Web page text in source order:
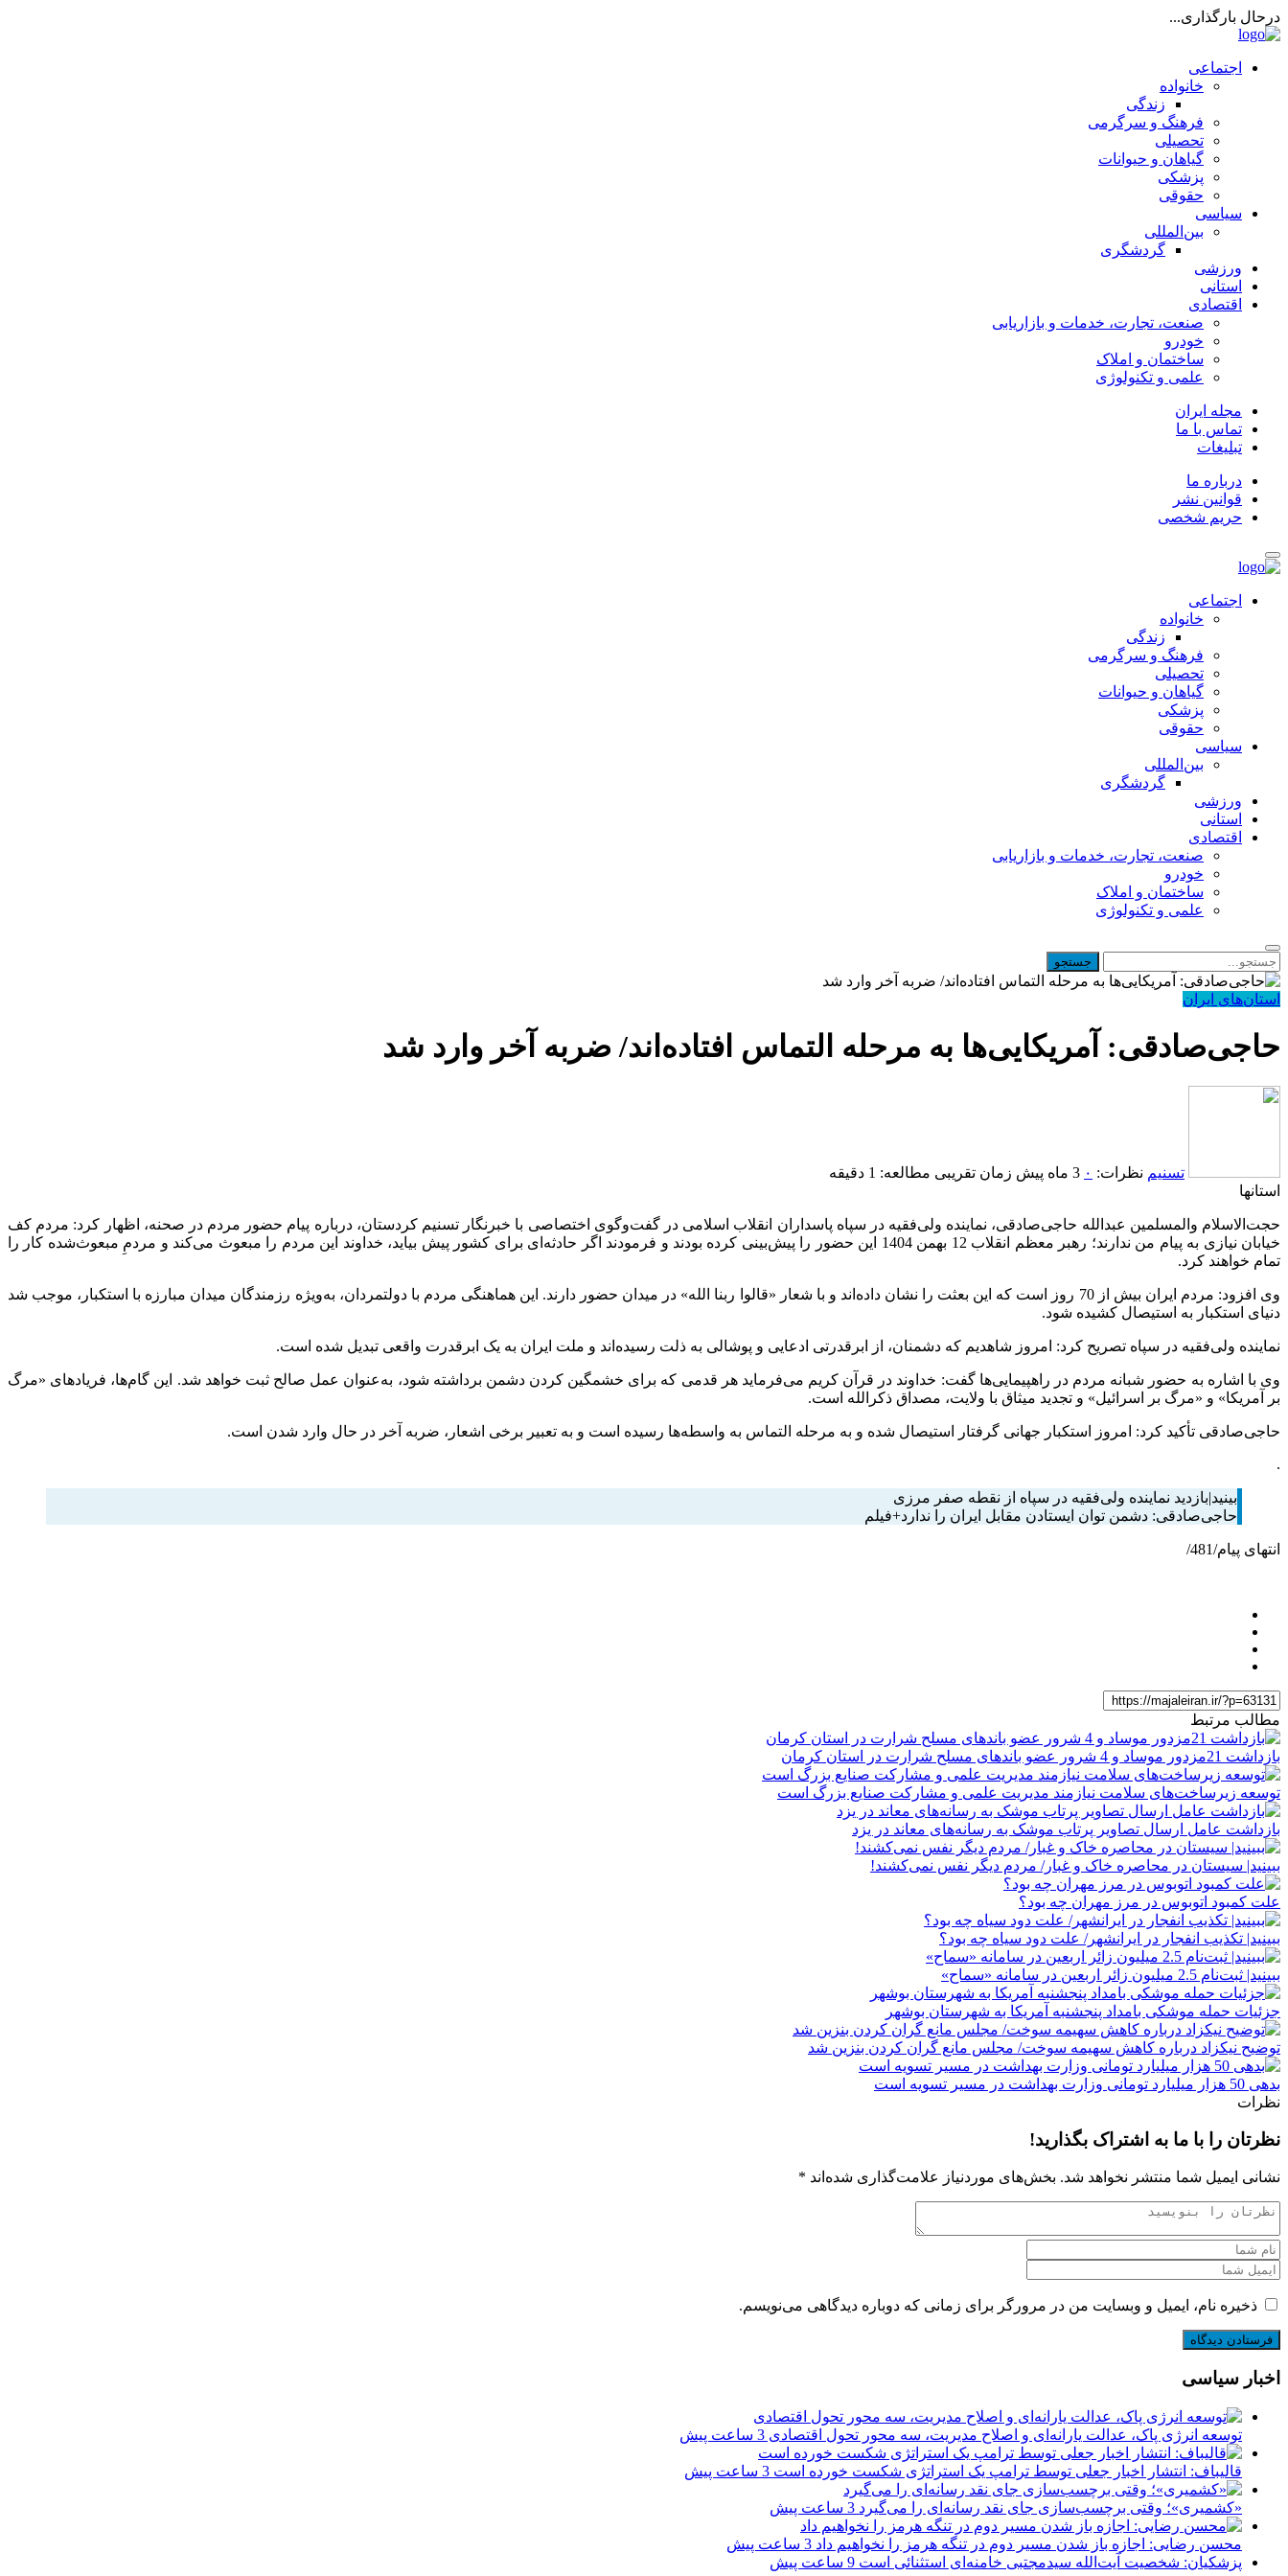
درحال بارگذاری...
اجتماعی
خانواده
زندگی
فرهنگ و سرگرمی
تحصیلی
گیاهان و حیوانات
پزشکی
حقوقی
سیاسی
بین‌المللی
گردشگری
ورزشی
استانی
اقتصادی
صنعت، تجارت، خدمات و بازاریابی
خودرو
ساختمان و املاک
علمی و تکنولوژی
مجله ایران
تماس با ما
تبلیغات
درباره ما
قوانین نشر
حریم شخصی
اجتماعی
خانواده
زندگی
فرهنگ و سرگرمی
تحصیلی
گیاهان و حیوانات
پزشکی
حقوقی
سیاسی
بین‌المللی
گردشگری
ورزشی
استانی
اقتصادی
صنعت، تجارت، خدمات و بازاریابی
خودرو
ساختمان و املاک
علمی و تکنولوژی
استان‌های ایران
حاجی‌صادقی: آمریکایی‌ها به مرحله التماس افتاده‌اند/‌ ضربه آخر ‌وارد شد
تسنیم نظرات: ۰ 3 ماه پیش
زمان تقریبی مطالعه: 1 دقیقه
استانها
حجت‌الاسلام والمسلمین عبدالله حاجی‌صادقی، نماینده ولی‌فقیه در سپاه پاسداران انقلاب اسلامی در گفت‌وگوی اختصاصی با خبرنگار تسنیم کردستان، درباره پیام حضور مردم در صحنه، اظهار کرد: مردم کف
خیابان نیازی به پیام من ندارند؛ رهبر معظم انقلاب 12 بهمن 1404 این حضور را پیش‌بینی کرده بودند و فرمودند اگر حادثه‌ای برای کشور پیش بیاید، خداوند این مردم را مبعوث می‌کند و مردمِ مبعوث‌شده کار را
تمام خواهند کرد.
وی افزود: مردم ایران بیش از 70 روز است که این بعثت را نشان داده‌اند و با شعار «قالوا ربنا الله» در میدان حضور دارند. این هماهنگی مردم با دولتمردان، به‌ویژه رزمندگان میدان مبارزه با استکبار، موجب شد
دنیای استکبار به استیصال کشیده شود.
نماینده ولی‌فقیه در سپاه تصریح کرد: امروز شاهدیم که دشمنان، از ابرقدرتی ادعایی و پوشالی به ذلت رسیده‌اند و ملت ایران به یک ابرقدرت واقعی تبدیل شده است.
وی با اشاره به حضور شبانه مردم در راهپیمایی‌ها گفت: خداوند در قرآن کریم می‌فرماید هر قدمی که برای خشمگین کردن دشمن برداشته شود، به‌عنوان عمل صالح ثبت خواهد شد. این گام‌ها، فریادهای «مرگ
بر آمریکا» و «مرگ بر اسرائیل» و تجدید میثاق با ولایت، مصداق ذکرالله است.
حاجی‌صادقی تأکید کرد: امروز استکبار جهانی گرفتار استیصال شده و به مرحله التماس به واسطه‌ها رسیده است و به تعبیر برخی اشعار، ضربه آخر در حال وارد شدن است.
.
بینید|بازدید نماینده ولی‌فقیه در سپاه از نقطه صفر مرزی
حاجی‌صادقی: دشمن توان ایستادن مقابل ایران را ندارد+فیلم
انتهای پیام/481/
مطالب مرتبط
بازداشت 21مزدور موساد و 4 شرور عضو باندهای مسلح شرارت در استان کرمان
توسعه زیرساخت‌های سلامت نیازمند مدیریت علمی و مشارکت صنایع بزرگ است
بازداشت عامل ارسال تصاویر پرتاب موشک به رسانه‌های معاند در یزد
ببینید| سیستان در ‌محاصره خاک و غبار/ مردم دیگر نفس نمی‌کشند!
علت کمبود اتوبوس در مرز مهران چه بود؟
ببینید| تکذیب ‌انفجار در ایرانشهر/ ️علت دود سیاه چه بود؟
ببینید| ثبت‌نام 2.5 میلیون زائر اربعین در سامانه «سماح»
جزئیات حمله موشکی بامداد پنجشنبه آمریکا به شهرستان بوشهر
توضیح نیکزاد درباره کاهش سهیمه سوخت/ مجلس مانع گران کردن بنزین شد
بدهی‌ 50 هزار میلیارد تومانی وزارت بهداشت در مسیر تسویه است
نظرات
نظرتان را با ما به اشتراک بگذارید!
نشانی ایمیل شما منتشر نخواهد شد. بخش‌های موردنیاز علامت‌گذاری شده‌اند *
ذخیره نام، ایمیل و وبسایت من در مرورگر برای زمانی که دوباره دیدگاهی می‌نویسم.
اخبار سیاسی
توسعه انرژی پاک، عدالت یارانه‌ای و اصلاح مدیریت، سه محور تحول اقتصادی 3 ساعت پیش
قالیباف: انتشار اخبار جعلی توسط ترامپ یک استراتژی شکست خورده است 3 ساعت پیش
«کشمیری»؛ وقتی برچسب‌سازی جای نقد رسانه‌ای را می‌گیرد 3 ساعت پیش
محسن رضایی: اجازه باز شدن مسیر دوم در تنگه هرمز را نخواهیم داد 3 ساعت پیش
پزشکیان: شخصیت آیت‌الله سیدمجتبی خامنه‌ای استثنائی است 9 ساعت پیش